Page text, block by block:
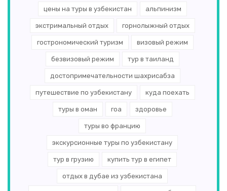
цены на туры в узбекистан альпинизм
экстримальный отдых горнолыжный отдых
гострономический туризм визовый режим
безвизовый режим тур в таиланд
достопримечательности шахрисабза
путешествие по узбекистану куда поехать
туры в оман гоа здоровье
туры во францию
экскурсионные туры по узбекистану
тур в грузию купить тур в египет
отдых в дубае из узбекистана